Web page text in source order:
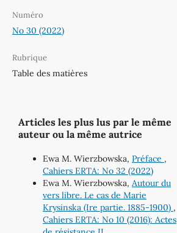
Numéro
No 30 (2022)
Rubrique
Table des matières
Articles les plus lus par le même
auteur ou la même autrice
Ewa M. Wierzbowska, Préface ,
Cahiers ERTA: No 32 (2022)
Ewa M. Wierzbowska, Autour du
vers libre. Le cas de Marie
Krysinska (Ire partie. 1885-1900) ,
Cahiers ERTA: No 10 (2016): Actes